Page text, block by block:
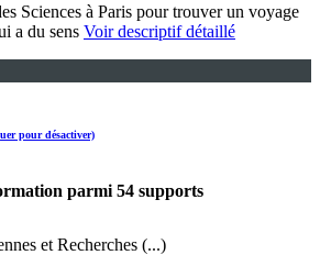
Sciences à Paris pour trouver un voyage
a du sens Voir descriptif détaillé
pour désactiver)
parmi 54 supports
et Recherches (...)